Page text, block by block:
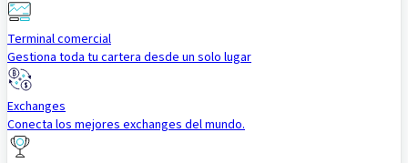
Terminal comercial
Gestiona toda tu cartera desde un solo lugar
Exchanges
Conecta los mejores exchanges del mundo.